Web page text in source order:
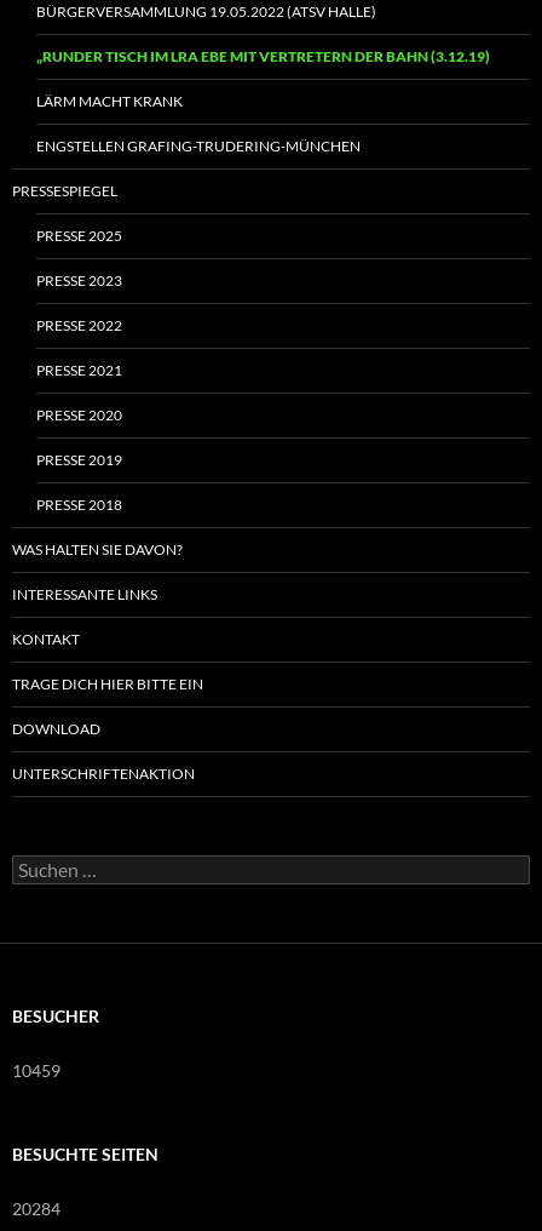
BÜRGERVERSAMMLUNG 19.05.2022 (ATSV HALLE)
„RUNDER TISCH IM LRA EBE MIT VERTRETERN DER BAHN (3.12.19)
LÄRM MACHT KRANK
ENGSTELLEN GRAFING-TRUDERING-MÜNCHEN
PRESSESPIEGEL
PRESSE 2025
PRESSE 2023
PRESSE 2022
PRESSE 2021
PRESSE 2020
PRESSE 2019
PRESSE 2018
WAS HALTEN SIE DAVON?
INTERESSANTE LINKS
KONTAKT
TRAGE DICH HIER BITTE EIN
DOWNLOAD
UNTERSCHRIFTENAKTION
Suchen
nach:
BESUCHER
10459
BESUCHTE SEITEN
20284